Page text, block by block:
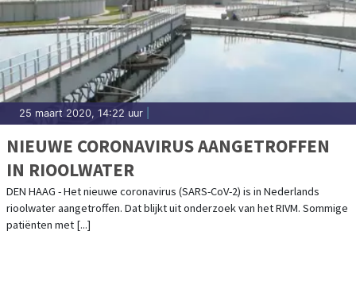
25 maart 2020, 14:22 uur
NIEUWE CORONAVIRUS AANGETROFFEN
IN RIOOLWATER
DEN HAAG - Het nieuwe coronavirus (SARS-CoV-2) is in Nederlands
rioolwater aangetroffen. Dat blijkt uit onderzoek van het RIVM. Sommige
patiënten met [...]